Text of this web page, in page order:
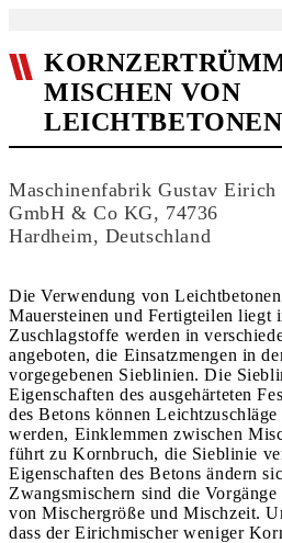
MISCHEN VON
LEICHTBETONEN
Maschinenfabrik Gustav Eirich
GmbH & Co KG, 74736
Hardheim, Deutschland
Die Verwendung von
Mauersteinen und Fertigteilen liegt
Zuschlagstoffe werden in
angeboten, die Einsatzmengen in
vorgegebenen Sieblinien. Die
Eigenschaften des ausgehärteten
des Betons können
werden, Einklemmen zwischen
führt zu Kornbruch, die Sieblinie
Eigenschaften des Betons ändern
Zwangsmischern sind die
von Mischergröße und Mischzeit.
dass der Eirichmischer weniger